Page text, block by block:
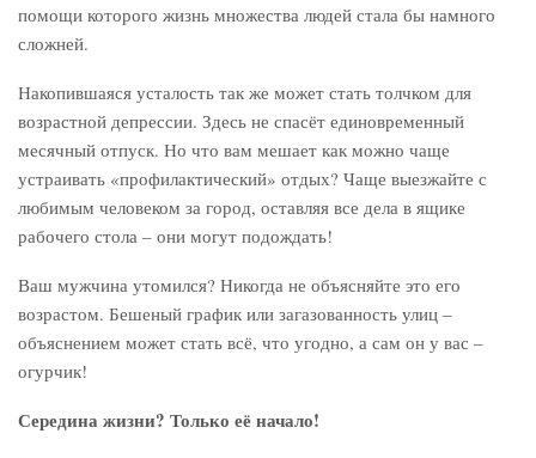
помощи которого жизнь множества людей стала бы намного
сложней.
Накопившаяся усталость так же может стать толчком для
возрастной депрессии. Здесь не спасёт единовременный
месячный отпуск. Но что вам мешает как можно чаще
устраивать «профилактический» отдых? Чаще выезжайте с
любимым человеком за город, оставляя все дела в ящике
рабочего стола – они могут подождать!
Ваш мужчина утомился? Никогда не объясняйте это его
возрастом. Бешеный график или загазованность улиц –
объяснением может стать всё, что угодно, а сам он у вас –
огурчик!
Середина жизни? Только её начало!